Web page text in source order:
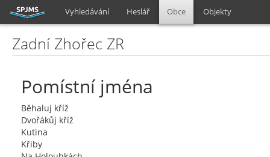
Vyhledávání Heslář Obce Objekty
Zadní Zhořec ZR
Pomístní jména
Běhaluj kříž
Dvořákůj kříž
Kutina
Křiby